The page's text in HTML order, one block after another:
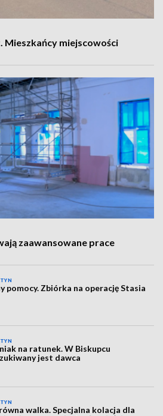
Mieszkańcy miejscowości
zaawansowane prace
pomocy. Zbiórka na operację Stasia
na ratunek. W Biskupcu
jest dawca
walka. Specjalna kolacja dla